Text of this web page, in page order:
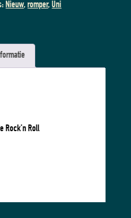
Nieuw,romper,Uni
Rock’n Roll